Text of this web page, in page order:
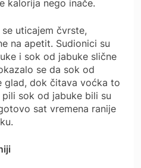
kalorija nego inače.
uticajem čvrste,
na apetit. Sudionici su
i sok od jabuke slične
se da sok od
glad, dok čitava voćka to
sok od jabuke bili su
sat vremena ranije